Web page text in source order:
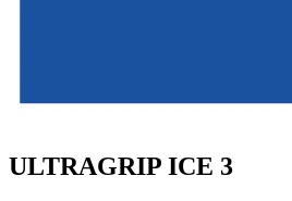
ULTRAGRIP ICE 3